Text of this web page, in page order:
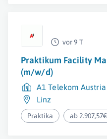
vor 9 T
Praktikum Facility
(m/w/d)
A1 Telekom Austria
Linz
Praktika ab